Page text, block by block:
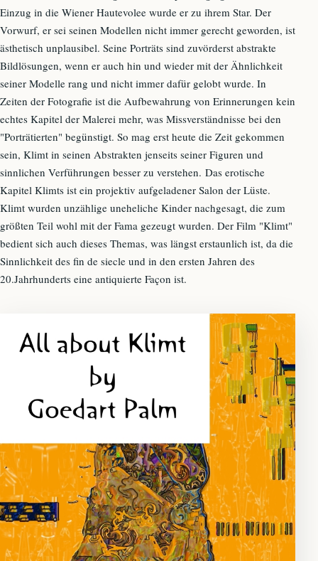
Einzug in die Wiener Hautevolee wurde er zu ihrem Star. Der
Vorwurf, er sei seinen Modellen nicht immer gerecht geworden, ist
ästhetisch unplausibel. Seine Porträts sind zuvörderst abstrakte
Bildlösungen, wenn er auch hin und wieder mit der Ähnlichkeit
seiner Modelle rang und nicht immer dafür gelobt wurde. In
Zeiten der Fotografie ist die Aufbewahrung von Erinnerungen kein
echtes Kapitel der Malerei mehr, was Missverständnisse bei den
"Porträtierten" begünstigt. So mag erst heute die Zeit gekommen
sein, Klimt in seinen Abstrakten jenseits seiner Figuren und
sinnlichen Verführungen besser zu verstehen. Das erotische
Kapitel Klimts ist ein projektiv aufgeladener Salon der Lüste.
Klimt wurden unzählige uneheliche Kinder nachgesagt, die zum
größten Teil wohl mit der Fama gezeugt wurden. Der Film "Klimt"
bedient sich auch dieses Themas, was längst erstaunlich ist, da die
Sinnlichkeit des fin de siecle und in den ersten Jahren des
20.Jahrhunderts eine antiquierte Façon ist.